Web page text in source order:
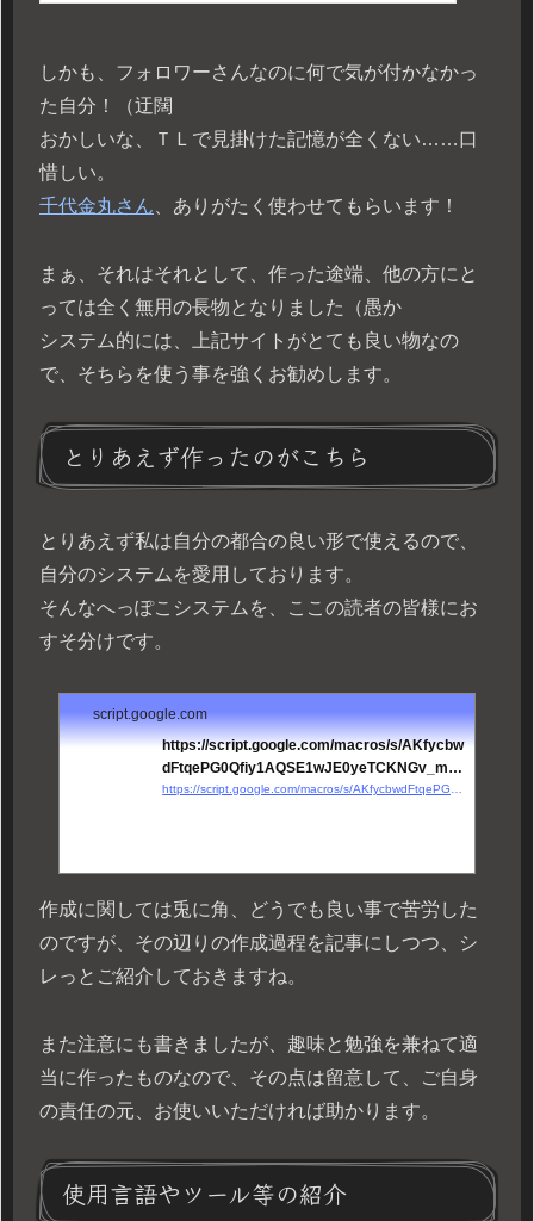
しかも、フォロワーさんなのに何で気が付かなかっ
た自分！（迂闊
おかしいな、ＴＬで見掛けた記憶が全くない……口
惜しい。
千代金丸さん 、ありがたく使わせてもらいます！
まぁ、それはそれとして、作った途端、他の方にと
っては全く無用の長物となりました（愚か
システム的には、上記サイトがとても良い物なの
で、そちらを使う事を強くお勧めします。
とりあえず作ったのがこちら
とりあえず私は自分の都合の良い形で使えるので、
自分のシステムを愛用しております。
そんなへっぽこシステムを、ここの読者の皆様にお
すそ分けです。
script.google.com
https://script.google.com/macros/s/AKfycbw
dFtqePG0Qfiy1AQSE1wJE0yeTCKNGv_muo
R...
作成に関しては兎に角、どうでも良い事で苦労した
のですが、その辺りの作成過程を記事にしつつ、シ
レっとご紹介しておきますね。
また注意にも書きましたが、趣味と勉強を兼ねて適
当に作ったものなので、その点は留意して、ご自身
の責任の元、お使いいただければ助かります。
使用言語やツール等の紹介